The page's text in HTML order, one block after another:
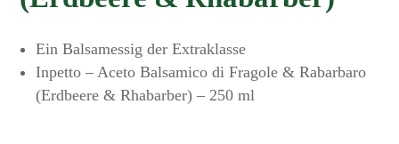
Ein Balsamessig der Extraklasse
Inpetto – Aceto Balsamico di Fragole & Rabarbaro
(Erdbeere & Rhabarber) – 250 ml